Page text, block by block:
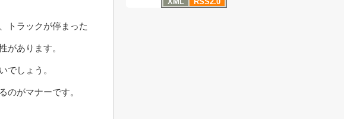
トラックが停まった
があります。
でしょう。
のがマナーです。